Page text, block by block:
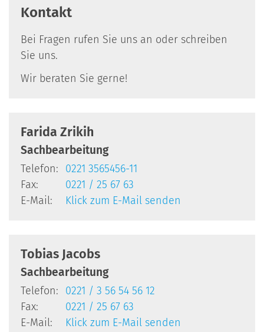
Kontakt
Bei Fragen rufen Sie uns an oder schreiben
Sie uns.
Wir beraten Sie gerne!
Farida Zrikih
Sachbearbeitung
Telefon:
0221 3565456-11
Fax:
0221 / 25 67 63
E-Mail:
Klick zum E-Mail senden
Tobias Jacobs
Sachbearbeitung
Telefon:
0221 / 3 56 54 56 12
Fax:
0221 / 25 67 63
E-Mail:
Klick zum E-Mail senden